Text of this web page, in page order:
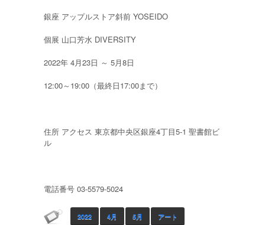
銀座 アップルストア斜前 YOSEIDO
個展 山口芳水 DIVERSITY
2022年 4月23日 ～ 5月8日
12:00～19:00（最終日17:00まで）
住所 アクセス 東京都中央区銀座4丁目5-1 聖書館ビ
ル
電話番号 03-5579-5024
2022 4月 5月 アート